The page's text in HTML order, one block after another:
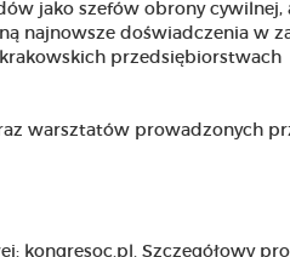
jako szefów obrony cywilnej,
najnowsze doświadczenia w
przedsiębiorstwach
warsztatów prowadzonych
kongresoc.pl. Szczegółowy